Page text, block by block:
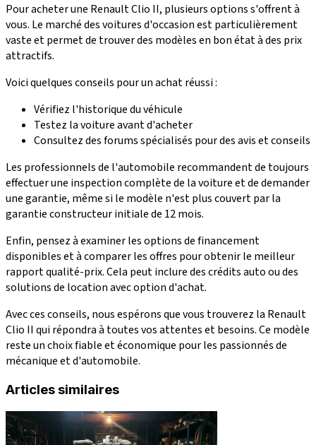
Pour acheter une Renault Clio II, plusieurs options s'offrent à
vous. Le marché des voitures d'occasion est particulièrement
vaste et permet de trouver des modèles en bon étatà des prix
attractifs.
Voici quelques conseils pour un achat réussi :
Vérifiez l'historique du véhicule
Testez la voiture avant d'acheter
Consultez des forums spécialisés pour des avis et conseils
Les professionnels de l'automobile recommandent de toujours
effectuer une inspection complètede la voiture et de demander
une garantie, même si le modèle n'est plus couvert par la
garantie constructeur initiale de 12 mois.
Enfin, pensez à examiner les options de financement
disponibles et à comparer les offres pour obtenir le meilleur
rapport qualité-prix. Cela peut inclure des crédits auto ou des
solutions de location avec option d'achat.
Avec ces conseils, nous espérons que vous trouverez la Renault
Clio II qui répondra à toutes vos attentes et besoins. Ce modèle
reste un choix fiable et économique pour les passionnés de
mécanique et d'automobile.
Articles similaires